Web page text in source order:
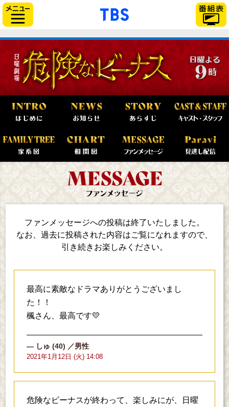
「TBSテレビ」トップ
ファンメッセージへの投稿は終了いたしました。
なお、過去に投稿された内容はご覧になれますので、
引き続きお楽しみください。
最高に素敵なドラマありがとうございまし
た！！
楓さん、最高です💛
しゅ (40) ／男性
2021年1月12日 (火) 14:08
危険なビーナスが終わって、楽しみにが、日曜